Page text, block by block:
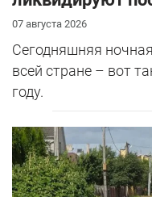
07 августа 2026
Сегодняшняя
всей стране – вот
году.